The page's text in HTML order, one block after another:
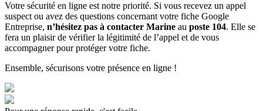
Votre sécurité en ligne est notre priorité. Si vous recevez un appel
suspect ou avez des questions concernant votre fiche Google
Entreprise, n’hésitez pas à contacter Marine au poste 104. Elle se
fera un plaisir de vérifier la légitimité de l’appel et de vous
accompagner pour protéger votre fiche.
Ensemble, sécurisons votre présence en ligne !